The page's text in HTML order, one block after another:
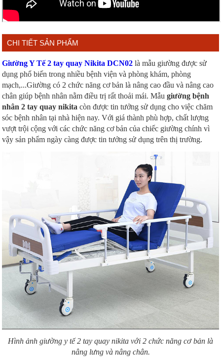
CHI TIẾT SẢN PHẨM
Giường Y Tế 2 tay quay Nikita DCN02 là mẫu giường được sử
dụng phổ biến trong nhiều bệnh viện và phòng khám, phòng
mạch,...Giường có 2 chức năng cơ bản là nâng cao đầu và nâng cao
chân giúp bệnh nhân nằm điều trị rất thoải mái. Mẫugiường bệnh
nhân 2 tay quay nikita còn được tin tưởng sử dụng cho việc chăm
sóc bệnh nhân tại nhà hiện nay. Với giá thành phù hợp, chất lượng
vượt trội cộng với các chức năng cơ bản của chiếc giường chính vì
vậy sản phẩm ngày càng được tin tưởng sử dụng trên thị trường.
Hình ảnh giường y tế 2 tay quay nikita với 2 chức năng cơ bản là
nâng lưng và nâng chân.